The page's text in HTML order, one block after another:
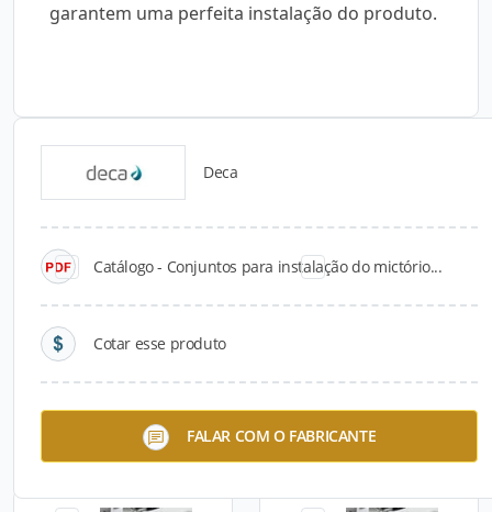
garantem uma perfeita instalação do produto.
Deca
Catálogo - Conjuntos para instalação do mictório...
Cotar esse produto
FALAR COM O FABRICANTE
Catálogos para Download
Válvulas de Escoamento
do mictório Deca